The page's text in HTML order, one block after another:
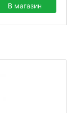
В магазин